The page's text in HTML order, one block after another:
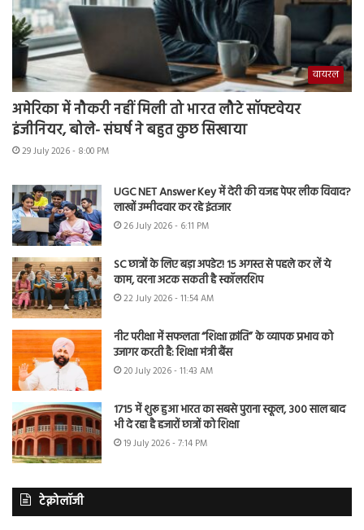
वायरल
अमेरिका में नौकरी नहीं मिली तो भारत लौटे सॉफ्टवेयर
इंजीनियर, बोले- संघर्ष ने बहुत कुछ सिखाया
29 July 2026 - 8:00 PM
UGC NET Answer Key में देरी की वजह पेपर लीक विवाद?
लाखों उम्मीदवार कर रहे इंतजार
26 July 2026 - 6:11 PM
SC छात्रों के लिए बड़ा अपडेट! 15 अगस्त से पहले कर लें ये
काम, वरना अटक सकती है स्कॉलरशिप
22 July 2026 - 11:54 AM
नीट परीक्षा में सफलता “शिक्षा क्रांति” के व्यापक प्रभाव को
उजागर करती है: शिक्षा मंत्री बैंस
20 July 2026 - 11:43 AM
1715 में शुरू हुआ भारत का सबसे पुराना स्कूल, 300 साल बाद
भी दे रहा है हजारों छात्रों को शिक्षा
19 July 2026 - 7:14 PM
टेक्नोलॉजी